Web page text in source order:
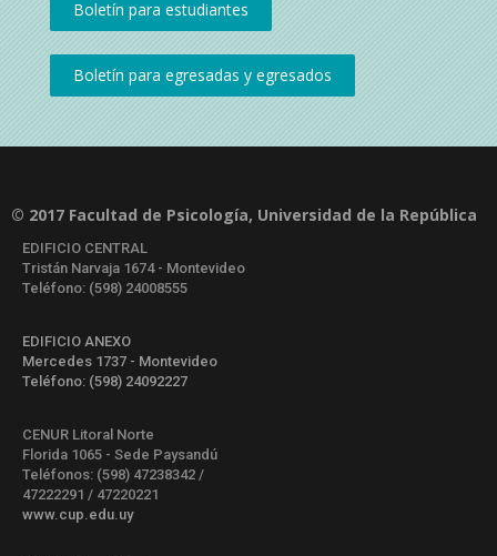
© 2017 Facultad de Psicología, Universidad de la República
EDIFICIO CENTRAL
Tristán Narvaja 1674 - Montevideo
Teléfono: (598) 24008555
EDIFICIO ANEXO
Mercedes 1737 - Montevideo
Teléfono: (598) 24092227
CENUR Litoral Norte
Florida 1065 - Sede Paysandú
Teléfonos: (598) 47238342 /
47222291 / 47220221
www.cup.edu.uy